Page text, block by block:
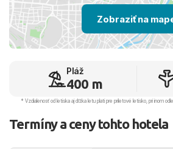
Zobraziť na
Pláž
400 m
* Vzdialenosť od letiska aj dľžka letu platí pre príletové letisko, pri inom
Termíny a ceny tohto hotela